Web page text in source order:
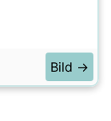
Bild →